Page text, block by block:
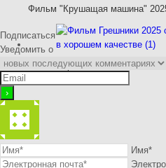
Фильм "Крушащая машина"
Фильм "Грешники" 2025
Подписаться
Уведомить о
Имя*